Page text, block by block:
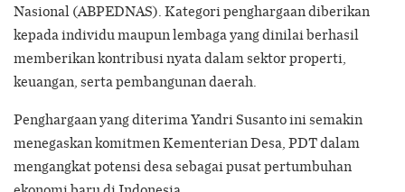
Nasional (ABPEDNAS). Kategori penghargaan diberikan
kepada individu maupun lembaga yang dinilai berhasil
memberikan kontribusi nyata dalam sektor properti,
keuangan, serta pembangunan daerah.
Penghargaan yang diterima Yandri Susanto ini semakin
menegaskan komitmen Kementerian Desa, PDT dalam
mengangkat potensi desa sebagai pusat pertumbuhan